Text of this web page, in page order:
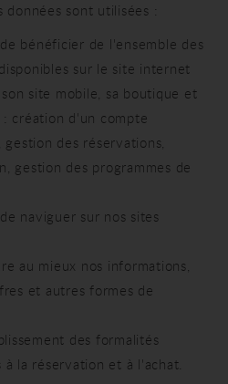
données sont utilisées :
bénéficier de l'ensemble des
sur le site internet
site mobile, sa boutique et
: création d'un compte
des réservations,
gestion des programmes de
naviguer sur nos sites
au mieux nos informations,
et autres formes de
des formalités
la réservation et à l'achat.